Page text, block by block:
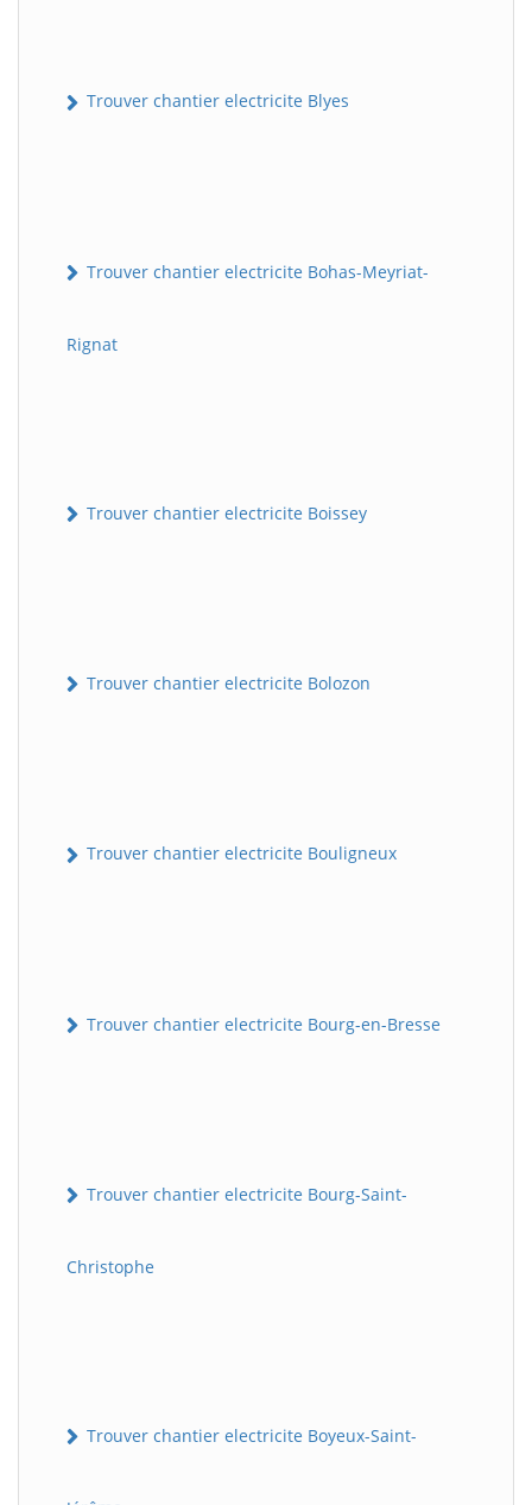
Trouver chantier electricite Blyes
Trouver chantier electricite Bohas-Meyriat-
Rignat
Trouver chantier electricite Boissey
Trouver chantier electricite Bolozon
Trouver chantier electricite Bouligneux
Trouver chantier electricite Bourg-en-Bresse
Trouver chantier electricite Bourg-Saint-
Christophe
Trouver chantier electricite Boyeux-Saint-